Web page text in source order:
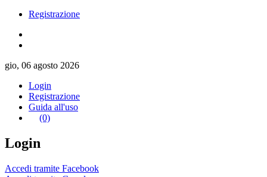
Registrazione
gio, 06 agosto 2026
Login
Registrazione
Guida all'uso
(0)
Login
Accedi tramite Facebook